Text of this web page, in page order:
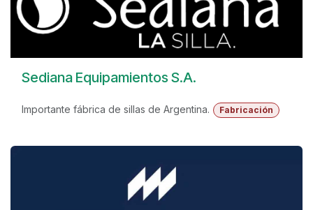
Sediana Equipamientos S.A.
Importante fábrica de sillas de Argentina. Fabricación